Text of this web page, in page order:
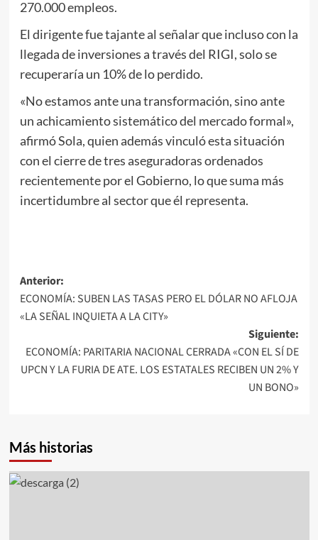
270.000 empleos.
El dirigente fue tajante al señalar que incluso con la
llegada de inversiones a través del RIGI, solo se
recuperaría un 10% de lo perdido.
«No estamos ante una transformación, sino ante
un achicamiento sistemático del mercado formal»,
afirmó Sola, quien además vinculó esta situación
con el cierre de tres aseguradoras ordenados
recientemente por el Gobierno, lo que suma más
incertidumbre al sector que él representa.
Navegación
de
entradas
Anterior:
ECONOMÍA: SUBEN LAS TASAS PERO EL DÓLAR NO AFLOJA
«LA SEÑAL INQUIETA A LA CITY»
Siguiente:
ECONOMÍA: PARITARIA NACIONAL CERRADA «CON EL SÍ DE
UPCN Y LA FURIA DE ATE. LOS ESTATALES RECIBEN UN 2% Y
UN BONO»
Más historias